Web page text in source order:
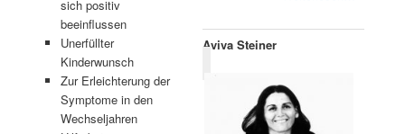
sich positiv
beeinflussen
Unerfüllter
Kinderwunsch
Zur Erleichterung der
Symptome in den
Wechseljahren
Aviva Steiner